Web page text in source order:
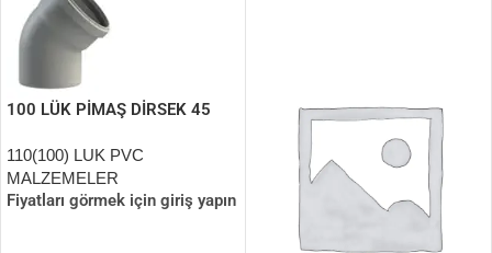
100 LÜK PİMAŞ DİRSEK 45
110(100) LUK PVC
MALZEMELER
Fiyatları görmek için giriş yapın